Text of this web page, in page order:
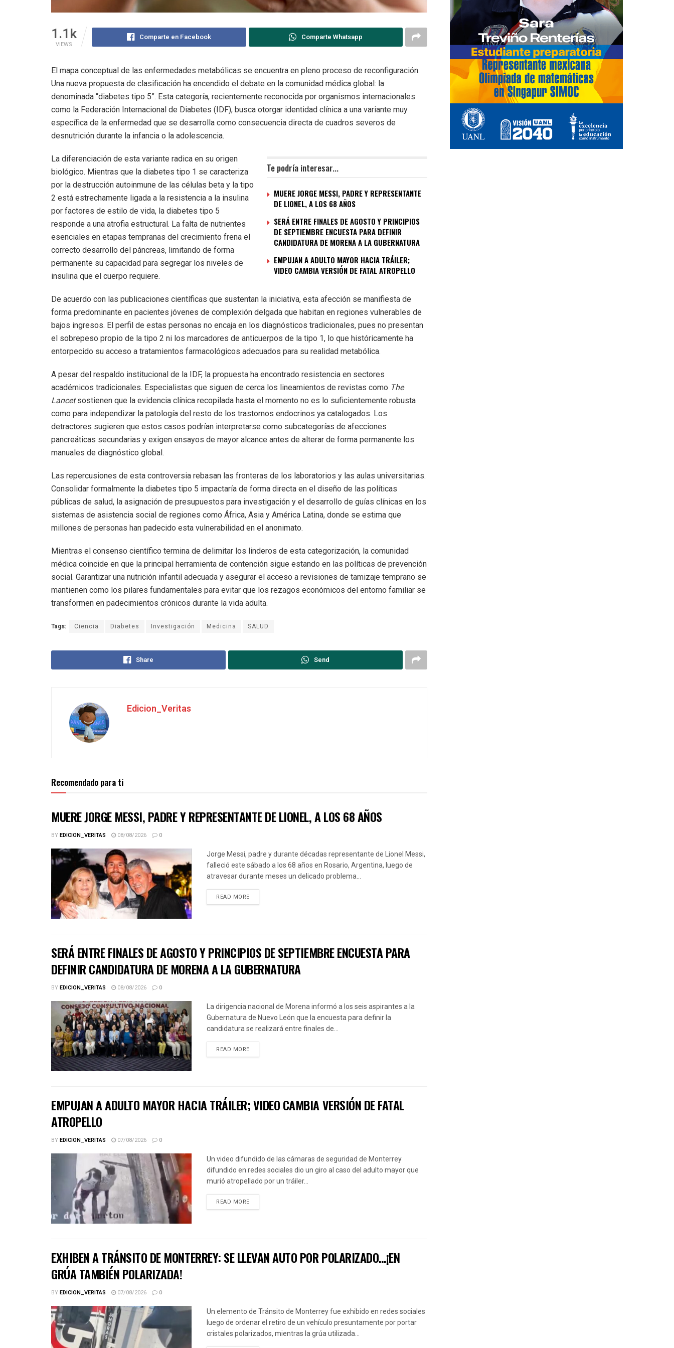
1.1k
VIEWS
Comparte en Facebook Comparte Whatsapp
El mapa conceptual de las enfermedades metabólicas se encuentra en pleno proceso de reconfiguración.
Una nueva propuesta de clasificación ha encendido el debate en la comunidad médica global: la
denominada “diabetes tipo 5”. Esta categoría, recientemente reconocida por organismos internacionales
como la Federación Internacional de Diabetes (IDF), busca otorgar identidad clínica a una variante muy
específica de la enfermedad que se desarrolla como consecuencia directa de cuadros severos de
desnutrición durante la infancia o la adolescencia.
Te podría interesar...
MUERE JORGE MESSI, PADRE Y REPRESENTANTE
DE LIONEL, A LOS 68 AÑOS
SERÁ ENTRE FINALES DE AGOSTO Y PRINCIPIOS
DE SEPTIEMBRE ENCUESTA PARA DEFINIR
CANDIDATURA DE MORENA A LA GUBERNATURA
EMPUJAN A ADULTO MAYOR HACIA TRÁILER;
VIDEO CAMBIA VERSIÓN DE FATAL ATROPELLO
La diferenciación de esta variante radica en su origen
biológico. Mientras que la diabetes tipo 1 se caracteriza
por la destrucción autoinmune de las células beta y la tipo
2 está estrechamente ligada a la resistencia a la insulina
por factores de estilo de vida, la diabetes tipo 5
responde a una atrofia estructural. La falta de nutrientes
esenciales en etapas tempranas del crecimiento frena el
correcto desarrollo del páncreas, limitando de forma
permanente su capacidad para segregar los niveles de
insulina que el cuerpo requiere.
De acuerdo con las publicaciones científicas que sustentan la iniciativa, esta afección se manifiesta de
forma predominante en pacientes jóvenes de complexión delgada que habitan en regiones vulnerables de
bajos ingresos. El perfil de estas personas no encaja en los diagnósticos tradicionales, pues no presentan
el sobrepeso propio de la tipo 2 ni los marcadores de anticuerpos de la tipo 1, lo que históricamente ha
entorpecido su acceso a tratamientos farmacológicos adecuados para su realidad metabólica.
A pesar del respaldo institucional de la IDF, la propuesta ha encontrado resistencia en sectores
académicos tradicionales. Especialistas que siguen de cerca los lineamientos de revistas como The
Lancetsostienen que la evidencia clínica recopilada hasta el momento no es lo suficientemente robusta
como para independizar la patología del resto de los trastornos endocrinos ya catalogados. Los
detractores sugieren que estos casos podrían interpretarse como subcategorías de afecciones
pancreáticas secundarias y exigen ensayos de mayor alcance antes de alterar de forma permanente los
manuales de diagnóstico global.
Las repercusiones de esta controversia rebasan las fronteras de los laboratorios y las aulas universitarias.
Consolidar formalmente la diabetes tipo 5 impactaría de forma directa en el diseño de las políticas
públicas de salud, la asignación de presupuestos para investigación y el desarrollo de guías clínicas en los
sistemas de asistencia social de regiones como África, Asia y América Latina, donde se estima que
millones de personas han padecido esta vulnerabilidad en el anonimato.
Mientras el consenso científico termina de delimitar los linderos de esta categorización, la comunidad
médica coincide en que la principal herramienta de contención sigue estando en las políticas de prevención
social. Garantizar una nutrición infantil adecuada y asegurar el acceso a revisiones de tamizaje temprano se
mantienen como los pilares fundamentales para evitar que los rezagos económicos del entorno familiar se
transformen en padecimientos crónicos durante la vida adulta.
Tags: Ciencia Diabetes Investigación Medicina SALUD
Share Send
Edicion_Veritas
Recomendado para ti
MUERE JORGE MESSI, PADRE Y REPRESENTANTE DE LIONEL, A LOS 68 AÑOS
BYEDICION_VERITAS 08/08/2026 0
Jorge Messi, padre y durante décadas representante de Lionel Messi,
falleció este sábado a los 68 años en Rosario, Argentina, luego de
atravesar durante meses un delicado problema...
READ MORE
SERÁ ENTRE FINALES DE AGOSTO Y PRINCIPIOS DE SEPTIEMBRE ENCUESTA PARA
DEFINIR CANDIDATURA DE MORENA A LA GUBERNATURA
BYEDICION_VERITAS 08/08/2026 0
La dirigencia nacional de Morena informó a los seis aspirantes a la
Gubernatura de Nuevo León que la encuesta para definir la
candidatura se realizará entre finales de...
READ MORE
EMPUJAN A ADULTO MAYOR HACIA TRÁILER; VIDEO CAMBIA VERSIÓN DE FATAL
ATROPELLO
BYEDICION_VERITAS 07/08/2026 0
Un video difundido de las cámaras de seguridad de Monterrey
difundido en redes sociales dio un giro al caso del adulto mayor que
murió atropellado por un tráiler...
READ MORE
EXHIBEN A TRÁNSITO DE MONTERREY: SE LLEVAN AUTO POR POLARIZADO…¡EN
GRÚA TAMBIÉN POLARIZADA!
BYEDICION_VERITAS 07/08/2026 0
Un elemento de Tránsito de Monterrey fue exhibido en redes sociales
luego de ordenar el retiro de un vehículo presuntamente por portar
cristales polarizados, mientras la grúa utilizada...